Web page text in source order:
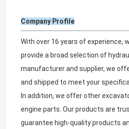
Company Profile
With over 16 years of experience,
provide a broad selection of
manufacturer and supplier, we
and shipped to meet your
In addition, we offer other
engine parts. Our products are
guarantee high-quality products